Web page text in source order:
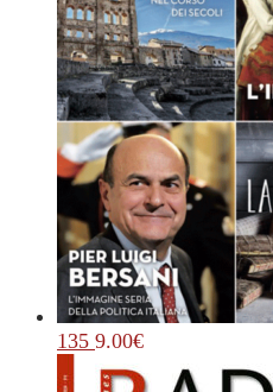
135 9.00€